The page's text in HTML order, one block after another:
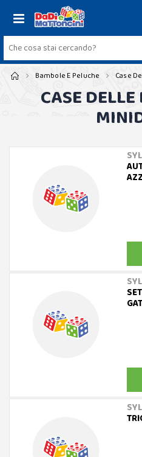
Bambole E Peluche Case
CASE